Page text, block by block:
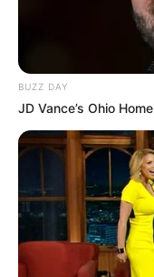
BUZZ DAY
JD Vance’s Ohio